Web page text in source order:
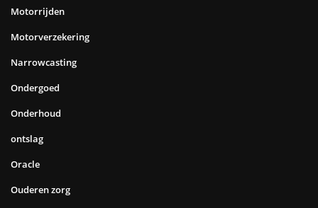
Motorrijden
Motorverzekering
Narrowcasting
Ondergoed
Onderhoud
ontslag
Oracle
Ouderen zorg